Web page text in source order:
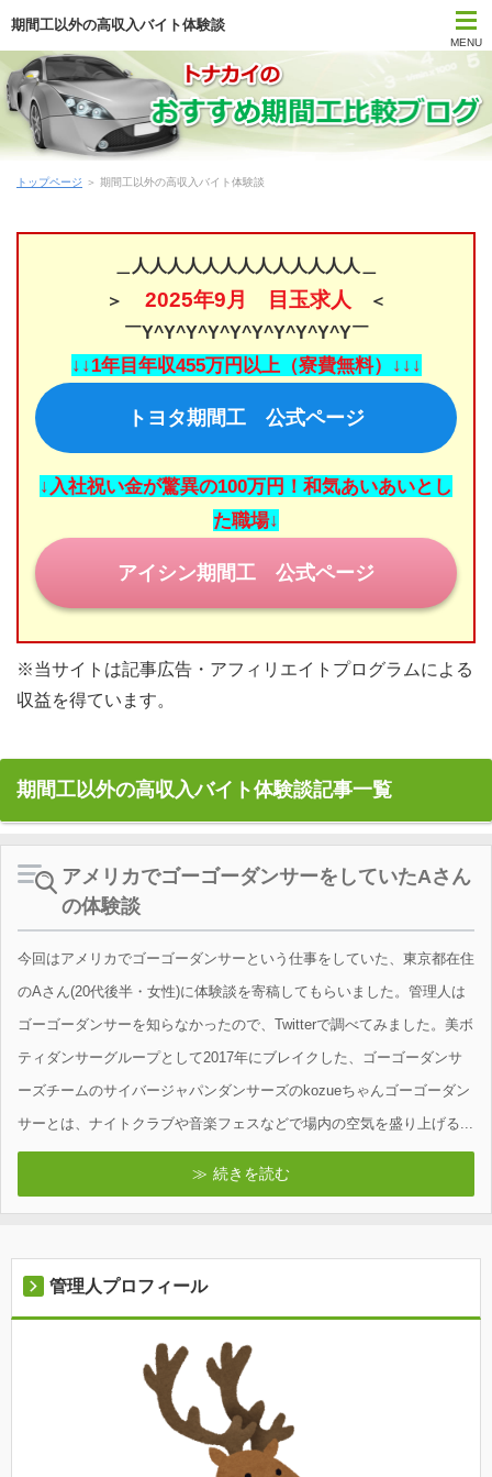
期間工以外の高収入バイト体験談
MENU
トップページ
期間工比較ランキング
はじめて期間工に応募する方
時間・期間で選ぶ期間工
勤務地で選ぶ期間工
期間工Q＆A
期間工コラム
期間工の休日
みなさまの期間工体験談
お問い合わせ
トップページ ＞ 期間工以外の高収入バイト体験談
＿人人人人人人人人人人人人人＿
＞ 2025年9月 目玉求人
＜
￣Y^Y^Y^Y^Y^Y^Y^Y^Y^Y￣
↓↓1年目年収455万円以上（寮費無料）↓↓↓
トヨタ期間工 公式ページ
↓入社祝い金が驚異の100万円！和気あいあいとし
た職場↓
アイシン期間工 公式ページ
※当サイトは記事広告・アフィリエイトプログラムによる
収益を得ています。
期間工以外の高収入バイト体験談記事一覧
アメリカでゴーゴーダンサーをしていたAさん
の体験談
今回はアメリカでゴーゴーダンサーという仕事をしていた、東京都在住
のAさん(20代後半・女性)に体験談を寄稿してもらいました。管理人は
ゴーゴーダンサーを知らなかったので、Twitterで調べてみました。美ボ
ティダンサーグループとして2017年にブレイクした、ゴーゴーダンサ
ーズチームのサイバージャパンダンサーズのkozueちゃんゴーゴーダン
サーとは、ナイトクラブや音楽フェスなどで場内の空気を盛り上げる...
続きを読む
管理人プロフィール